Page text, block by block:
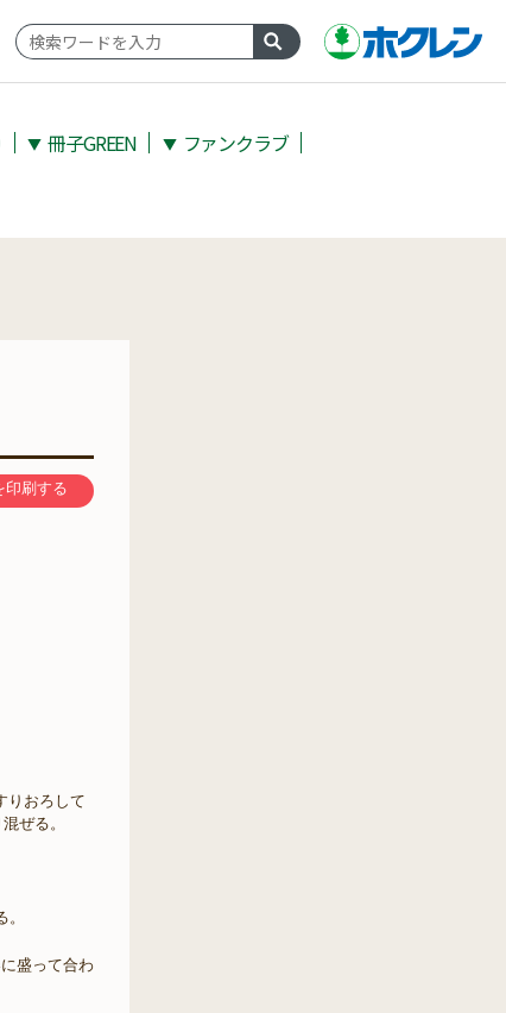
▼ 冊子GREEN ▼ ファンクラブ
印刷する
りおろして
ぜる。
盛って合わ